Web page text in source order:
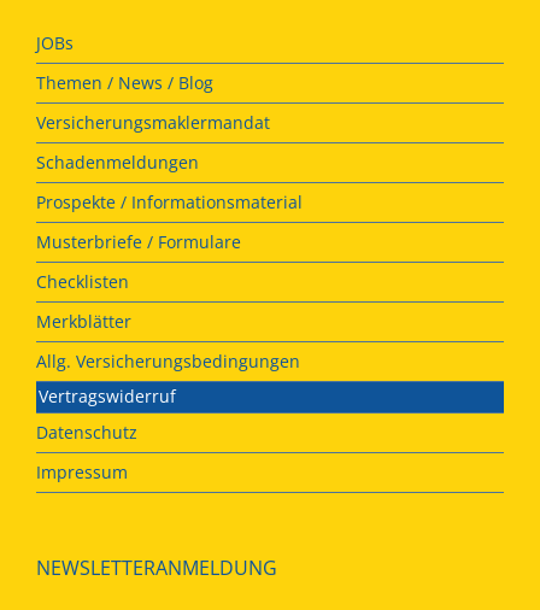
JOBs
Themen / News / Blog
Versicherungsmaklermandat
Schadenmeldungen
Prospekte / Informationsmaterial
Musterbriefe / Formulare
Checklisten
Merkblätter
Allg. Versicherungsbedingungen
Vertragswiderruf
Datenschutz
Impressum
NEWSLETTERANMELDUNG